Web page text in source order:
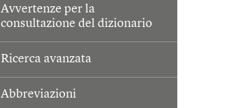
Avvertenze per la
consultazione del dizionario
Ricerca avanzata
Abbreviazioni